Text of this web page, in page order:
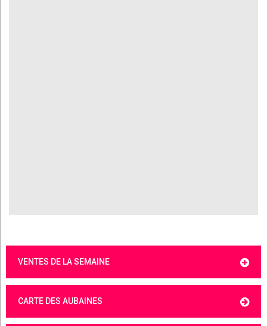
VENTES DE LA SEMAINE
CARTE DES AUBAINES